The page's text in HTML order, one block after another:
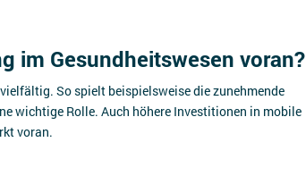
im Gesundheitswesen voran?
So spielt beispielsweise die zunehmende
wichtige Rolle. Auch höhere Investitionen in mobile
voran.